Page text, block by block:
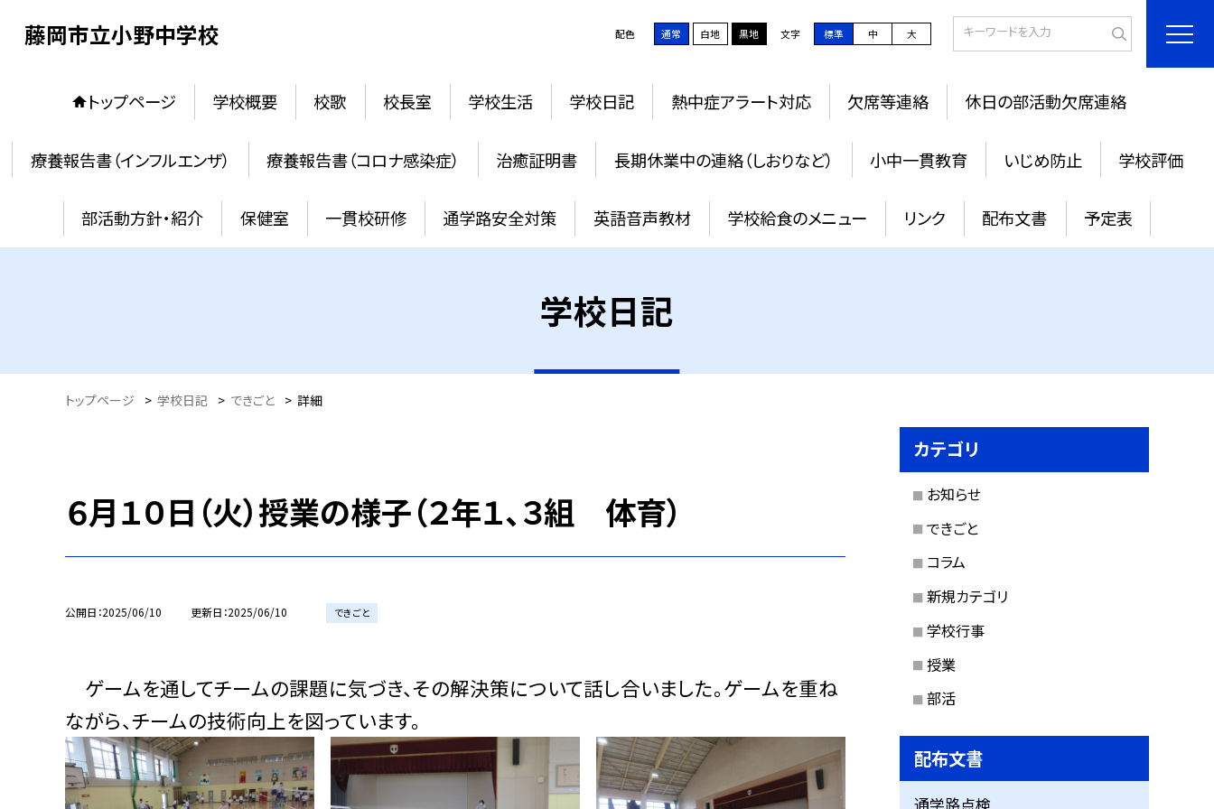
藤岡市立小野中学校 配色 通常 白地 黒地 文字 標準 中 大
トップページ 学校概要 校歌 校長室 学校生活 学校日記 熱中症アラート対応 欠席等連絡 休日の部活動欠席連絡
療養報告書（インフルエンザ） 療養報告書（コロナ感染症） 治癒証明書 長期休業中の連絡（しおりなど） 小中一貫教育 いじめ防止 学校評価
部活動方針・紹介 保健室 一貫校研修 通学路安全対策 英語音声教材 学校給食のメニュー リンク 配布文書 予定表
学校日記
トップページ > 学校日記 > できごと > 詳細
６月１０日（火）授業の様子（２年１、３組 体育）
公開日 2025/06/10 更新日 2025/06/10 できごと
ゲームを通してチームの課題に気づき、その解決策について話し合いました。ゲームを重ね
ながら、チームの技術向上を図っています。
カテゴリ
お知らせ
できごと
コラム
新規カテゴリ
学校行事
授業
部活
配布文書
通学路点検